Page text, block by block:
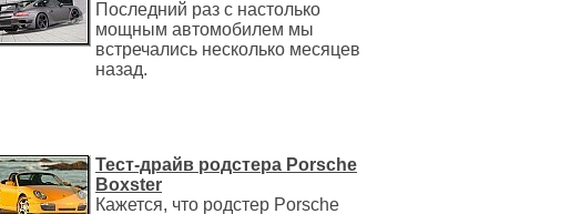
Последний раз с настолько
мощным автомобилем мы
встречались несколько месяцев
назад.
Тест-драйв родстера Porsche
Boxster
Кажется, что родстер Porsche